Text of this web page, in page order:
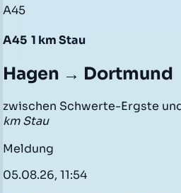
A45
A45 1 km Stau
Hagen → Dortmund
zwischen Schwerte-Ergste
km Stau
Meldung
05.08.26, 11:54